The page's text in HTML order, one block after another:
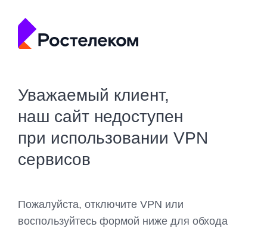
Уважаемый клиент,
наш сайт недоступен
при использовании VPN
сервисов
Пожалуйста, отключите VPN или
воспользуйтесь формой ниже для обхода